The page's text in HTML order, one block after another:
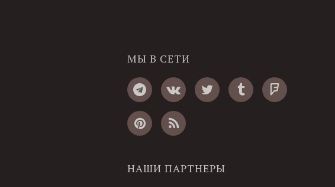
МЫ В СЕТИ
НАШИ ПАРТНЕРЫ